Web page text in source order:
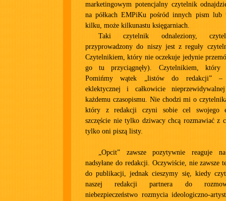
marketingowym potencjalny czytelnik
na półkach EMPiKu pośród innych pism lub
kilku, może kilkunastu księgarniach.
Taki czytelnik odnaleziony,
przyprowadzony do niszy jest z reguły
Czytelnikiem, który nie oczekuje jedynie
go tu przyciągnęły). Czytelnikiem, który
Pomińmy wątek „listów do redakcji” –
eklektycznej i całkowicie
każdemu czasopismu. Nie chodzi mi o
który z redakcji czyni sobie cel swojego
szczęście nie tylko dziwacy chcą rozmawiać z
tylko oni piszą listy.
„Opcit” zawsze pozytywnie reaguje
nadsyłane do redakcji. Oczywiście, nie zawsze
do publikacji, jednak cieszymy się, kiedy
naszej redakcji partnera do
niebezpieczeństwo rozmycia ideologiczno-